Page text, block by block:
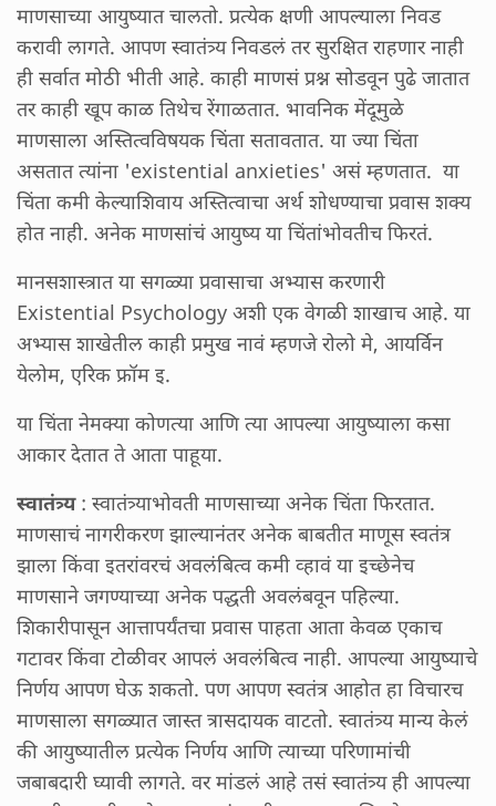
माणसाच्या आयुष्यात चालतो. प्रत्येक क्षणी आपल्याला निवड
करावी लागते. आपण स्वातंत्र्य निवडलं तर सुरक्षित राहणार नाही
ही सर्वात मोठी भीती आहे. काही माणसं प्रश्न सोडवून पुढे जातात
तर काही खूप काळ तिथेच रेंगाळतात. भावनिक मेंदूमुळे
माणसाला अस्तित्वविषयक चिंता सतावतात. या ज्या चिंता
असतात त्यांना 'existential anxieties' असं म्हणतात. या
चिंता कमी केल्याशिवाय अस्तित्वाचा अर्थ शोधण्याचा प्रवास शक्य
होत नाही. अनेक माणसांचं आयुष्य या चिंतांभोवतीच फिरतं.
मानसशास्त्रात या सगळ्या प्रवासाचा अभ्यास करणारी
Existential Psychology अशी एक वेगळी शाखाच आहे. या
अभ्यास शाखेतील काही प्रमुख नावं म्हणजे रोलो मे, आयर्विन
येलोम, एरिक फ्रॉम इ.
या चिंता नेमक्या कोणत्या आणि त्या आपल्या आयुष्याला कसा
आकार देतात ते आता पाहूया.
स्वातंत्र्य: स्वातंत्र्याभोवती माणसाच्या अनेक चिंता फिरतात.
माणसाचं नागरीकरण झाल्यानंतर अनेक बाबतीत माणूस स्वतंत्र
झाला किंवा इतरांवरचं अवलंबित्व कमी व्हावं या इच्छेनेच
माणसाने जगण्याच्या अनेक पद्धती अवलंबवून पहिल्या.
शिकारीपासून आत्तापर्यंतचा प्रवास पाहता आता केवळ एकाच
गटावर किंवा टोळीवर आपलं अवलंबित्व नाही. आपल्या आयुष्याचे
निर्णय आपण घेऊ शकतो. पण आपण स्वतंत्र आहोत हा विचारच
माणसाला सगळ्यात जास्त त्रासदायक वाटतो. स्वातंत्र्य मान्य केलं
की आयुष्यातील प्रत्येक निर्णय आणि त्याच्या परिणामांची
जबाबदारी घ्यावी लागते. वर मांडलं आहे तसं स्वातंत्र्य ही आपल्या